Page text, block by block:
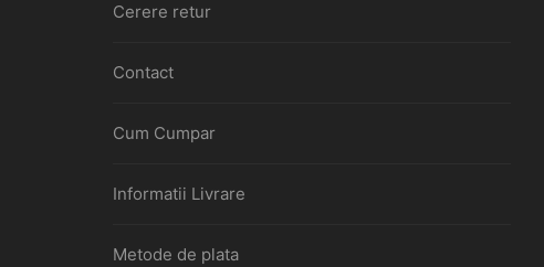
Cerere retur
Contact
Cum Cumpar
Informatii Livrare
Metode de plata